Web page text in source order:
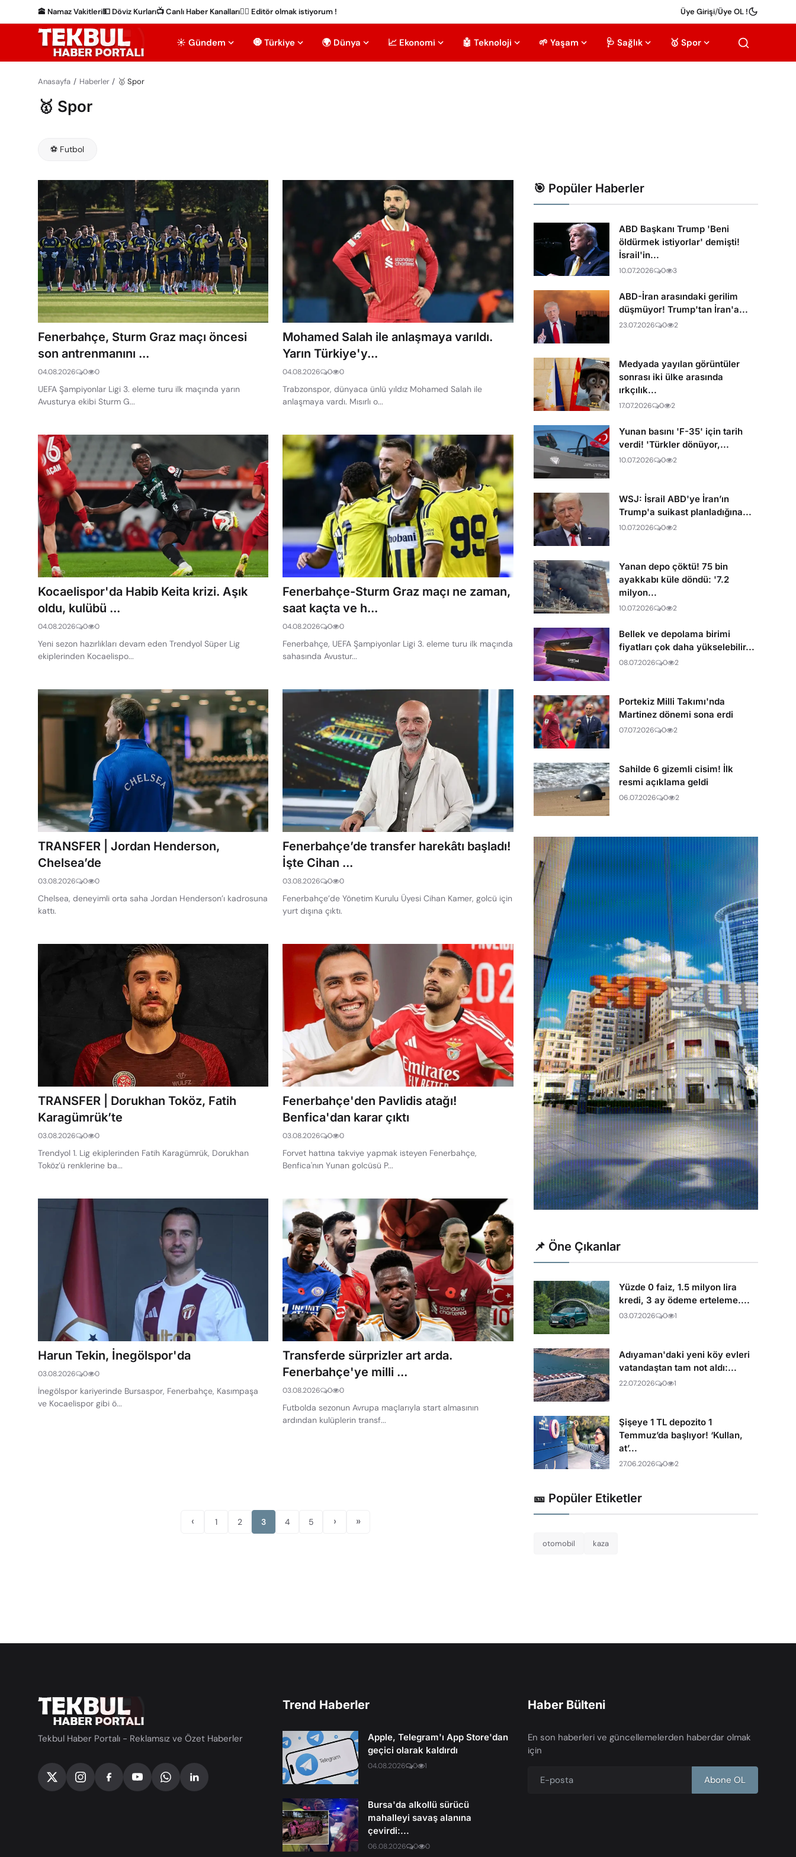
🕋 Namaz Vakitleri💵 Döviz Kurları📺 Canlı Haber Kanalları✍🏻 Editör olmak istiyorum ! Üye Girişi/Üye OL !
☀️ Gündem 🧿 Türkiye 🌍 Dünya 📈 Ekonomi 🤖 Teknoloji 🌱 Yaşam 🩺 Sağlık 🥇 Spor
Anasayfa Haberler 🥇 Spor
🥇 Spor
⚽ Futbol
Fenerbahçe, Sturm Graz maçı öncesi
son antrenmanını ...
04.08.2026 0 0
UEFA Şampiyonlar Ligi 3. eleme turu ilk maçında yarın
Avusturya ekibi Sturm G...
Mohamed Salah ile anlaşmaya varıldı.
Yarın Türkiye'y...
04.08.2026 0 0
Trabzonspor, dünyaca ünlü yıldız Mohamed Salah ile
anlaşmaya vardı. Mısırlı o...
Kocaelispor'da Habib Keita krizi. Aşık
oldu, kulübü ...
04.08.2026 0 0
Yeni sezon hazırlıkları devam eden Trendyol Süper Lig
ekiplerinden Kocaelispo...
Fenerbahçe-Sturm Graz maçı ne zaman,
saat kaçta ve h...
04.08.2026 0 0
Fenerbahçe, UEFA Şampiyonlar Ligi 3. eleme turu ilk maçında
sahasında Avustur...
TRANSFER | Jordan Henderson,
Chelsea’de
03.08.2026 0 0
Chelsea, deneyimli orta saha Jordan Henderson’ı kadrosuna
kattı.
Fenerbahçe’de transfer harekâtı başladı!
İşte Cihan ...
03.08.2026 0 0
Fenerbahçe’de Yönetim Kurulu Üyesi Cihan Kamer, golcü için
yurt dışına çıktı.
TRANSFER | Dorukhan Toköz, Fatih
Karagümrük’te
03.08.2026 0 0
Trendyol 1. Lig ekiplerinden Fatih Karagümrük, Dorukhan
Toköz’ü renklerine ba...
Fenerbahçe'den Pavlidis atağı!
Benfica'dan karar çıktı
03.08.2026 0 0
Forvet hattına takviye yapmak isteyen Fenerbahçe,
Benfica'nın Yunan golcüsü P...
Harun Tekin, İnegölspor'da
03.08.2026 0 0
İnegölspor kariyerinde Bursaspor, Fenerbahçe, Kasımpaşa
ve Kocaelispor gibi ö...
Transferde sürprizler art arda.
Fenerbahçe'ye milli ...
03.08.2026 0 0
Futbolda sezonun Avrupa maçlarıyla start almasının
ardından kulüplerin transf...
‹ 1 2 3 4 5 › »
🎯 Popüler Haberler
ABD Başkanı Trump 'Beni
öldürmek istiyorlar' demişti!
İsrail'in...
10.07.2026 0 3
ABD-İran arasındaki gerilim
düşmüyor! Trump'tan İran'a...
23.07.2026 0 2
Medyada yayılan görüntüler
sonrası iki ülke arasında
ırkçılık...
17.07.2026 0 2
Yunan basını 'F-35' için tarih
verdi! 'Türkler dönüyor,...
10.07.2026 0 2
WSJ: İsrail ABD'ye İran’ın
Trump'a suikast planladığına...
10.07.2026 0 2
Yanan depo çöktü! 75 bin
ayakkabı küle döndü: '7.2
milyon...
10.07.2026 0 2
Bellek ve depolama birimi
fiyatları çok daha yükselebilir...
08.07.2026 0 2
Portekiz Milli Takımı'nda
Martinez dönemi sona erdi
07.07.2026 0 2
Sahilde 6 gizemli cisim! İlk
resmi açıklama geldi
06.07.2026 0 2
📌 Öne Çıkanlar
Yüzde 0 faiz, 1.5 milyon lira
kredi, 3 ay ödeme erteleme....
03.07.2026 0 1
Adıyaman'daki yeni köy evleri
vatandaştan tam not aldı:...
22.07.2026 0 1
Şişeye 1 TL depozito 1
Temmuz’da başlıyor! ‘Kullan,
at’...
27.06.2026 0 2
🎫 Popüler Etiketler
otomobil kaza
Tekbul Haber Portalı - Reklamsız ve Özet Haberler
Trend Haberler
Apple, Telegram'ı App Store'dan
geçici olarak kaldırdı
04.08.2026 0 1
Bursa'da alkollü sürücü
mahalleyi savaş alanına
çevirdi:...
06.08.2026 0 0
Haber Bülteni
En son haberleri ve güncellemelerden haberdar olmak
için
Abone OL